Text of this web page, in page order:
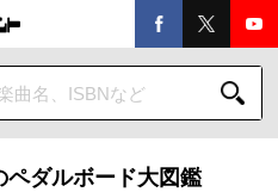
ペダルボード大図鑑